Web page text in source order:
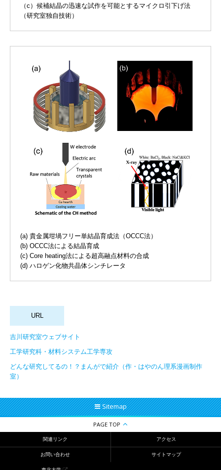
（c）候補結晶の迅速な試作を可能とするマイクロ引下げ法
（研究室独自技術）
(a) 貴金属坩堝フリー単結晶育成法（OCCC法）
(b) OCCC法による結晶育成
(c) Core heating法による超高融点材料の合成
(d) ハロゲン化物共晶体シンチレータ
吉川研究室ウェブサイト
工学研究科・材料システム工学専攻
どんな研究してるの！？まんがで紹介（作・はやのん理系漫画制作
室）
Sitemap
PAGE TOP
関連リンク アクセス
お問い合わせ サイトマップ